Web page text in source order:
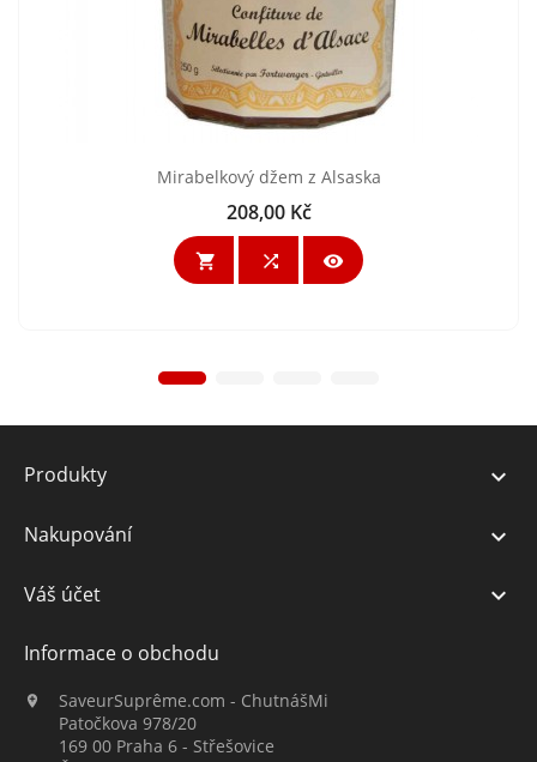
Mirabelkový džem z Alsaska
Cena
208,00 Kč
  
Produkty 
Nakupování 
Váš účet 
Informace o obchodu

SaveurSuprême.com - ChutnášMi
Patočkova 978/20
169 00 Praha 6 - Střešovice